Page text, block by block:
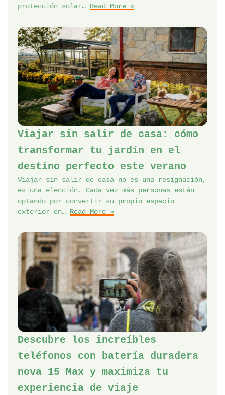
protección solar… Read More »
Viajar sin salir de casa: cómo
transformar tu jardín en el
destino perfecto este verano
Viajar sin salir de casa no es una resignación,
es una elección. Cada vez más personas están
optando por convertir su propio espacio
exterior en… Read More »
Descubre los increíbles
teléfonos con batería duradera
nova 15 Max y maximiza tu
experiencia de viaje